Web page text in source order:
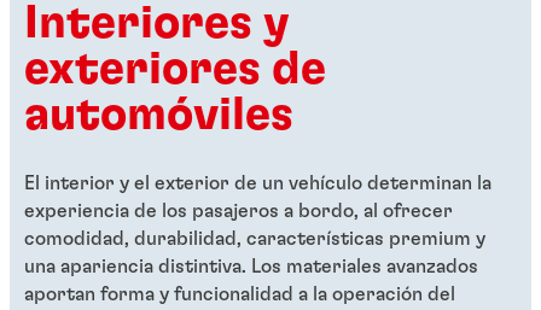
Interiores y
exteriores de
automóviles
El interior y el exterior de un vehículo determinan la
experiencia de los pasajeros a bordo, al ofrecer
comodidad, durabilidad, características premium y
una apariencia distintiva. Los materiales avanzados
aportan forma y funcionalidad a la operación del